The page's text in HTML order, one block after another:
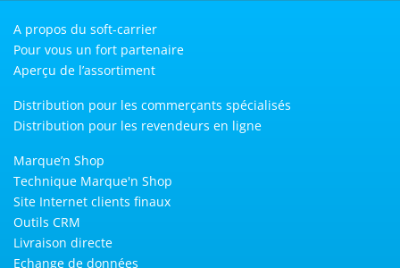
A propos du soft-carrier
Pour vous un fort partenaire
Aperçu de l’assortiment
Distribution pour les commerçants spécialisés
Distribution pour les revendeurs en ligne
Marque’n Shop
Technique Marque'n Shop
Site Internet clients finaux
Outils CRM
Livraison directe
Echange de données